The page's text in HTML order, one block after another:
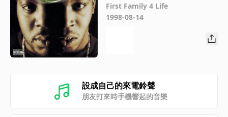
First Family 4 Life
1998-08-14
設成自己的來電鈴聲
朋友打來時手機響起的音樂